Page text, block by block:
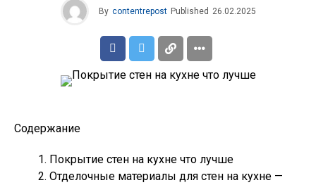
By contentrepost Published 26.02.2025
Содержание
Покрытие стен на кухне что лучше
Отделочные материалы для стен на кухне —